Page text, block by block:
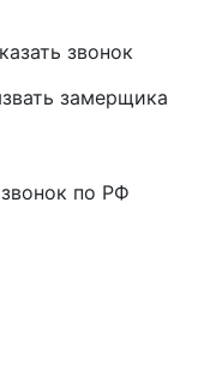
звонок
замерщика
по РФ